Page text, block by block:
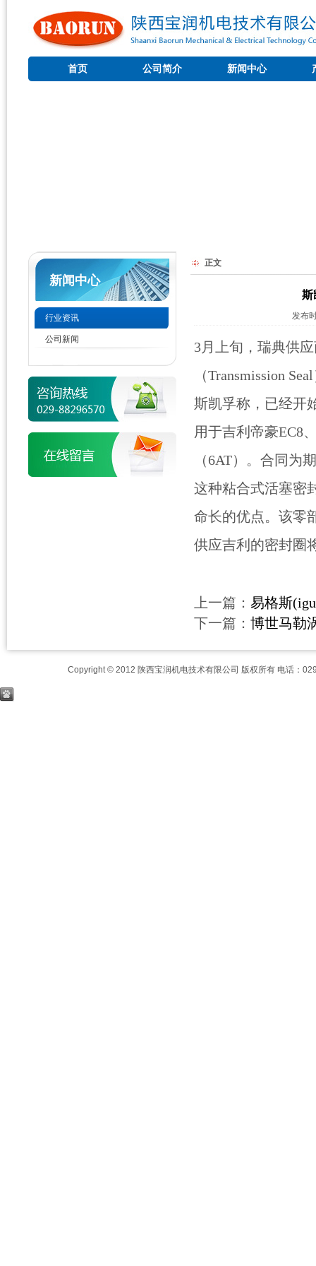
首页 公司简介 新闻中心
新闻中心
行业资讯
公司新闻
正文
斯
发布
3月上旬，瑞典供
（Transmission
斯凯孚称，已经开
用于吉利帝豪EC8
（6AT）。合同为
这种粘合式活塞密
命长的优点。该零
供应吉利的密封圈
上一篇： 易格斯
下一篇： 博世马勒
Copyright © 2012 陕西宝润机电技术有限公司 版权所有 电话：